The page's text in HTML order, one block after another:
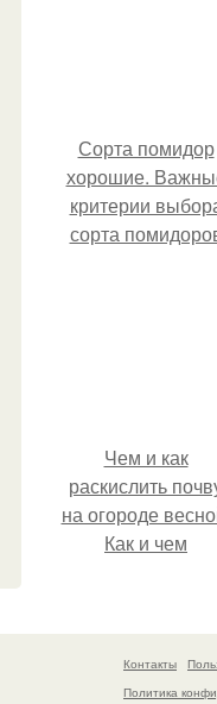
Сорта помидор
хорошие.
критерии
сорта
Чем и как
раскислить
на огороде
Как и чем
Контакты
Политика